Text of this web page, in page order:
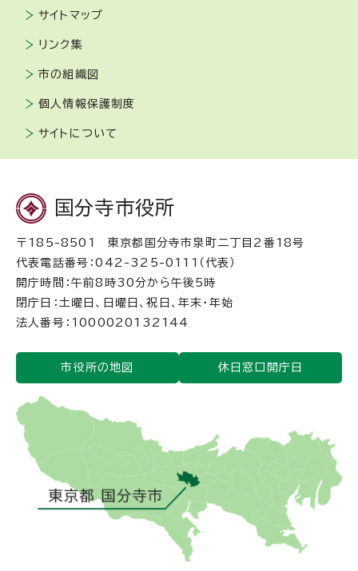
サイトマップ
リンク集
市の組織図
個人情報保護制度
サイトについて
国分寺市役所
〒185-8501 東京都国分寺市泉町二丁目2番18号
代表電話番号：042-325-0111（代表）
開庁時間：午前8時30分から午後5時
閉庁日：土曜日、日曜日、祝日、年末・年始
法人番号：1000020132144
市役所の地図 休日窓口開庁日